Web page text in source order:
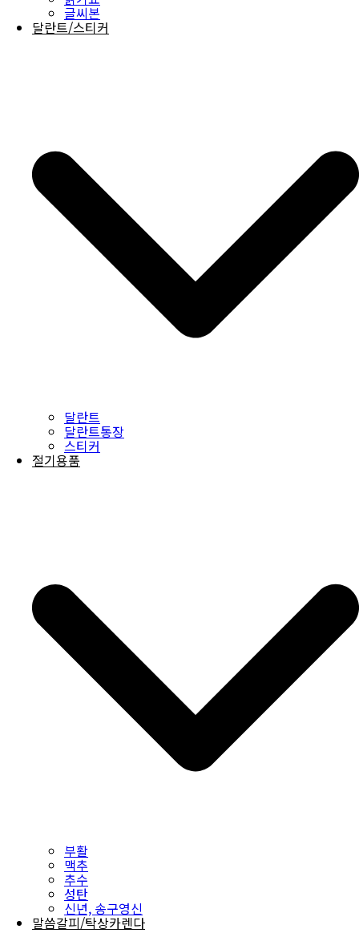
글씨본
달란트/스티커
달란트
달란트통장
스티커
절기용품
부활
맥추
추수
성탄
신년, 송구영신
말씀갈피/탁상카렌다